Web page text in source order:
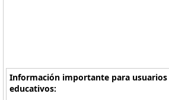
Información importante para
educativos: